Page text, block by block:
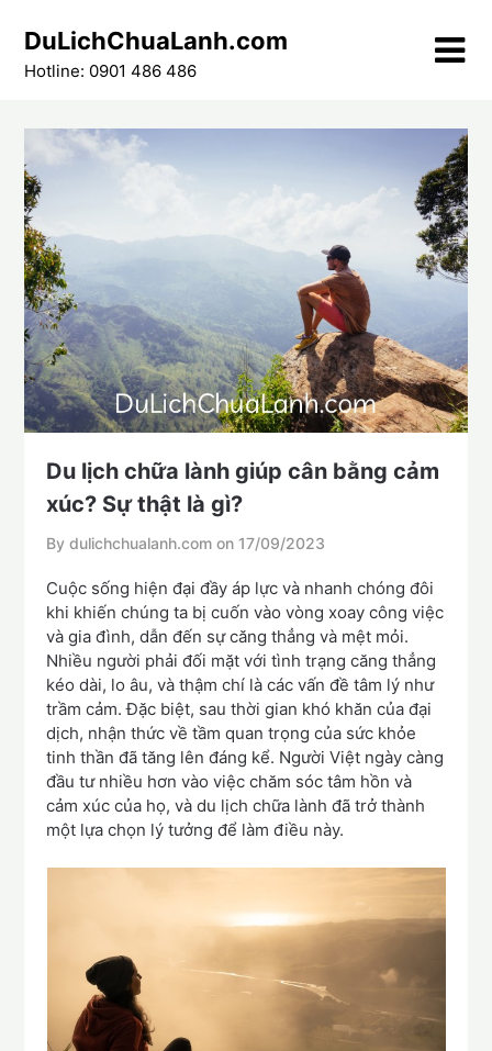
content
DuLichChuaLanh.com
Hotline: 0901 486 486
Du lịch chữa lành giúp cân bằng cảm
xúc? Sự thật là gì?
By dulichchualanh.com on 17/09/2023
Cuộc sống hiện đại đầy áp lực và nhanh chóng đôi
khi khiến chúng ta bị cuốn vào vòng xoay công việc
và gia đình, dẫn đến sự căng thẳng và mệt mỏi.
Nhiều người phải đối mặt với tình trạng căng thẳng
kéo dài, lo âu, và thậm chí là các vấn đề tâm lý như
trầm cảm. Đặc biệt, sau thời gian khó khăn của đại
dịch, nhận thức về tầm quan trọng của sức khỏe
tinh thần đã tăng lên đáng kể. Người Việt ngày càng
đầu tư nhiều hơn vào việc chăm sóc tâm hồn và
cảm xúc của họ, và du lịch chữa lành đã trở thành
một lựa chọn lý tưởng để làm điều này.